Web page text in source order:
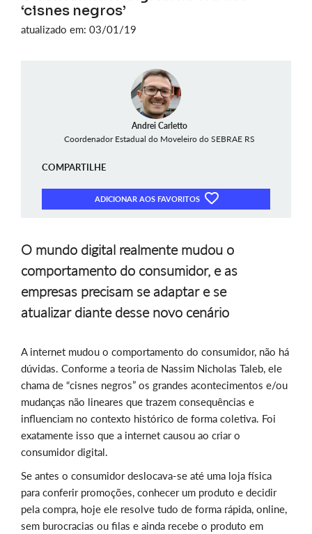
‘cisnes negros’
atualizado em: 03/01/19
Andrei Carletto
Coordenador Estadual do Moveleiro do SEBRAE RS
COMPARTILHE
ADICIONAR AOS FAVORITOS
O mundo digital realmente mudou o
comportamento do consumidor, e as
empresas precisam se adaptar e se
atualizar diante desse novo cenário
A internet mudou o comportamento do consumidor, não há
dúvidas. Conforme a teoria de Nassim Nicholas Taleb, ele
chama de “cisnes negros” os grandes acontecimentos e/ou
mudanças não lineares que trazem consequências e
influenciam no contexto histórico de forma coletiva. Foi
exatamente isso que a internet causou ao criar o
consumidor digital.
Se antes o consumidor deslocava-se até uma loja física
para conferir promoções, conhecer um produto e decidir
pela compra, hoje ele resolve tudo de forma rápida, online,
sem burocracias ou filas e ainda recebe o produto em